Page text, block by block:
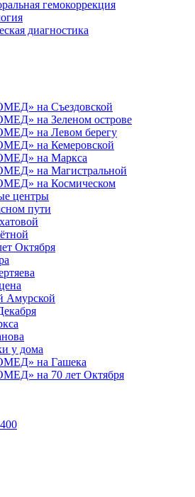
гемокоррекция
диагностика
на Съездовской
на Зеленом острове
на Левом берегу
на Кемеровской
на Маркса
на Магистральной
на Космическом
центры
пути
Октября
Амурской
у дома
на Гашека
на 70 лет Октября